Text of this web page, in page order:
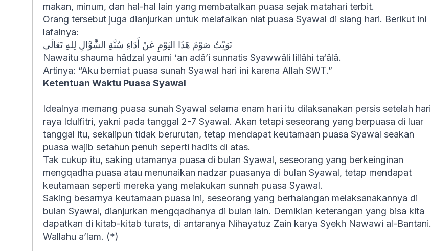
makan, minum, dan hal-hal lain yang membatalkan puasa sejak matahari terbit.
Orang tersebut juga dianjurkan untuk melafalkan niat puasa Syawal di siang hari. Berikut ini
lafalnya:
نَوَيْتُ صَوْمَ هَذَا اليَوْمِ عَنْ أَدَاءِ سُنَّةِ الشَّوَّالِ لِلهِ تَعَالَى
Nawaitu shauma hâdzal yaumi ‘an adâ’i sunnatis Syawwâli lillâhi ta‘âlâ.
Artinya: “Aku berniat puasa sunah Syawal hari ini karena Allah SWT.”
Ketentuan Waktu Puasa Syawal
Idealnya memang puasa sunah Syawal selama enam hari itu dilaksanakan persis setelah hari
raya Idulfitri, yakni pada tanggal 2-7 Syawal. Akan tetapi seseorang yang berpuasa di luar
tanggal itu, sekalipun tidak berurutan, tetap mendapat keutamaan puasa Syawal seakan
puasa wajib setahun penuh seperti hadits di atas.
Tak cukup itu, saking utamanya puasa di bulan Syawal, seseorang yang berkeinginan
mengqadha puasa atau menunaikan nadzar puasanya di bulan Syawal, tetap mendapat
keutamaan seperti mereka yang melakukan sunnah puasa Syawal.
Saking besarnya keutamaan puasa ini, seseorang yang berhalangan melaksanakannya di
bulan Syawal, dianjurkan mengqadhanya di bulan lain. Demikian keterangan yang bisa kita
dapatkan di kitab-kitab turats, di antaranya Nihayatuz Zain karya Syekh Nawawi al-Bantani.
Wallahu a’lam. (*)